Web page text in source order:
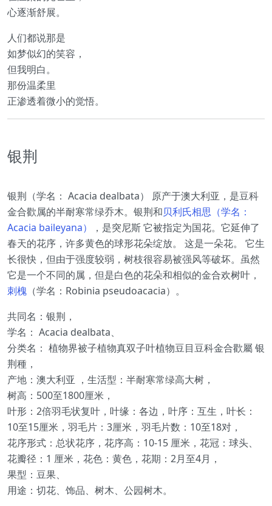
心逐渐舒展。
人们都说那是
如梦似幻的笑容，
但我明白。
那份温柔里
正渗透着微小的觉悟。
银荆
银荆（学名： Acacia dealbata） 原产于澳大利亚，是豆科
金合歡属的半耐寒常绿乔木。银荆和贝利氏相思（学名：
Acacia baileyana）
，是突尼斯 它被指定为国花。它延伸了
春天的花序，许多黄色的球形花朵绽放。 这是一朵花。 它生
长很快，但由于强度较弱，树枝很容易被强风等破坏。虽然
它是一个不同的属，但是白色的花朵和相似的金合欢树叶，
刺槐 （学名：Robinia pseudoacacia）。
共同名：银荆，
学名： Acacia dealbata、
分类名： 植物界被子植物真双子叶植物豆目豆科金合歡屬 银
荆種，
产地：澳大利亚 ，生活型：半耐寒常绿高大树，
树高：500至1800厘米，
叶形：2倍羽毛状复叶，叶缘：各边，叶序：互生，叶长：
10至15厘米，羽毛片：3厘米，羽毛片数：10至18对，
花序形式：总状花序，花序高：10-15 厘米，花冠：球头、
花瓣径：1 厘米，花色：黄色，花期：2月至4月，
果型：豆果、
用途：切花、饰品、树木、公园树木。